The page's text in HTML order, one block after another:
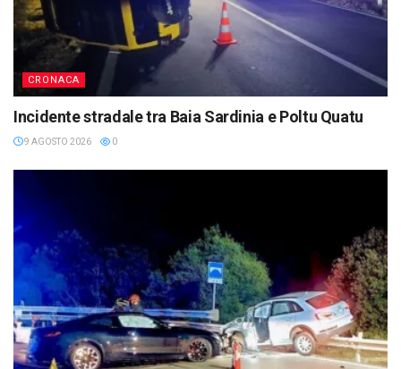
CRONACA
Incidente stradale tra Baia Sardinia e Poltu Quatu
9 AGOSTO 2026 0